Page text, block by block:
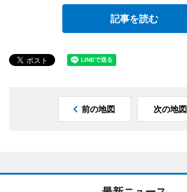
記事を読む
前の地図 次の地図